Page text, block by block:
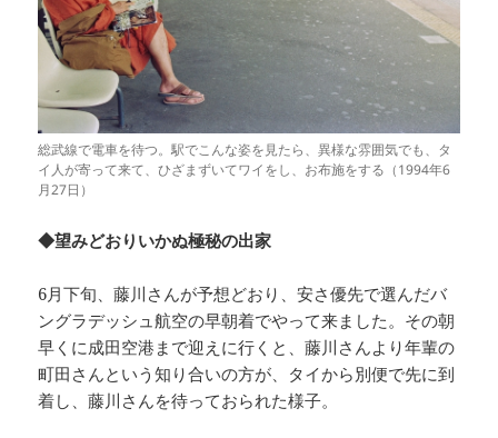
総武線で電車を待つ。駅でこんな姿を見たら、異様な雰囲気でも、タ
イ人が寄って来て、ひざまずいてワイをし、お布施をする（1994年6
月27日）
◆望みどおりいかぬ極秘の出家
6月下旬、藤川さんが予想どおり、安さ優先で選んだバ
ングラデッシュ航空の早朝着でやって来ました。その朝
早くに成田空港まで迎えに行くと、藤川さんより年輩の
町田さんという知り合いの方が、タイから別便で先に到
着し、藤川さんを待っておられた様子。